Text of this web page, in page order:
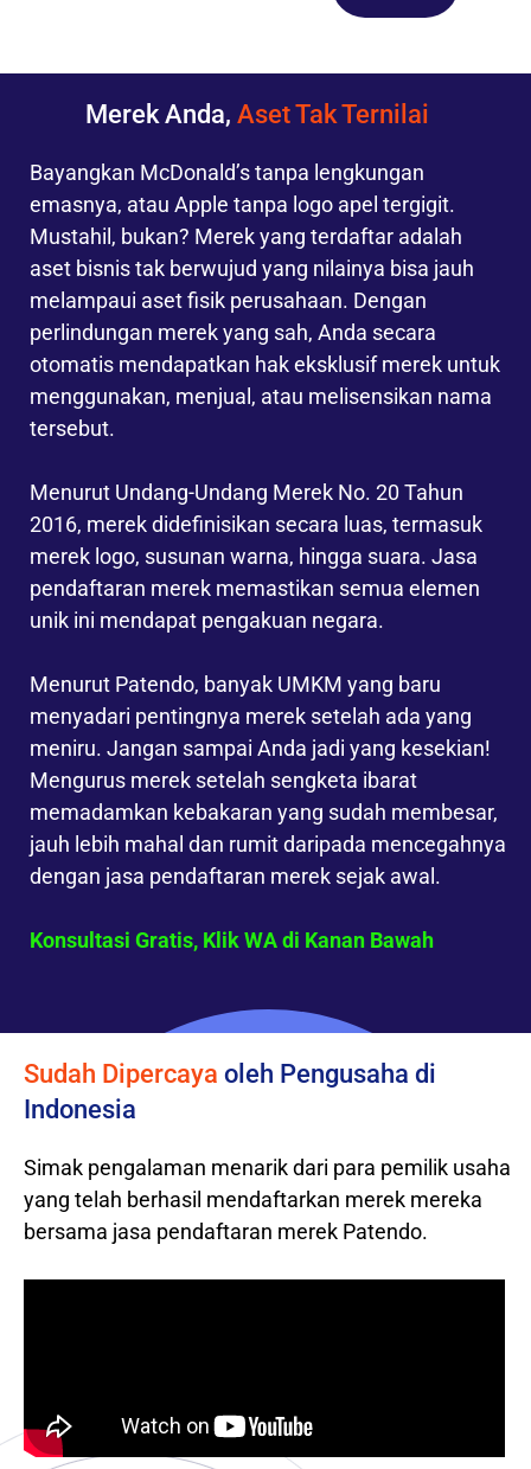
Merek Anda, Aset Tak Ternilai
Bayangkan McDonald’s tanpa lengkungan
emasnya, atau Apple tanpa logo apel tergigit.
Mustahil, bukan? Merek yang terdaftar adalah
aset bisnis tak berwujud yang nilainya bisa jauh
melampaui aset fisik perusahaan. Dengan
perlindungan merek yang sah, Anda secara
otomatis mendapatkan hak eksklusif merek untuk
menggunakan, menjual, atau melisensikan nama
tersebut.
Menurut Undang-Undang Merek No. 20 Tahun
2016, merek didefinisikan secara luas, termasuk
merek logo, susunan warna, hingga suara. Jasa
pendaftaran merek memastikan semua elemen
unik ini mendapat pengakuan negara.
Menurut Patendo, banyak UMKM yang baru
menyadari pentingnya merek setelah ada yang
meniru. Jangan sampai Anda jadi yang kesekian!
Mengurus merek setelah sengketa ibarat
memadamkan kebakaran yang sudah membesar,
jauh lebih mahal dan rumit daripada mencegahnya
dengan jasa pendaftaran merek sejak awal.
Konsultasi Gratis, Klik WA di Kanan Bawah
Sudah Dipercaya oleh Pengusaha di
Indonesia
Simak pengalaman menarik dari para pemilik usaha
yang telah berhasil mendaftarkan merek mereka
bersama jasa pendaftaran merek Patendo.